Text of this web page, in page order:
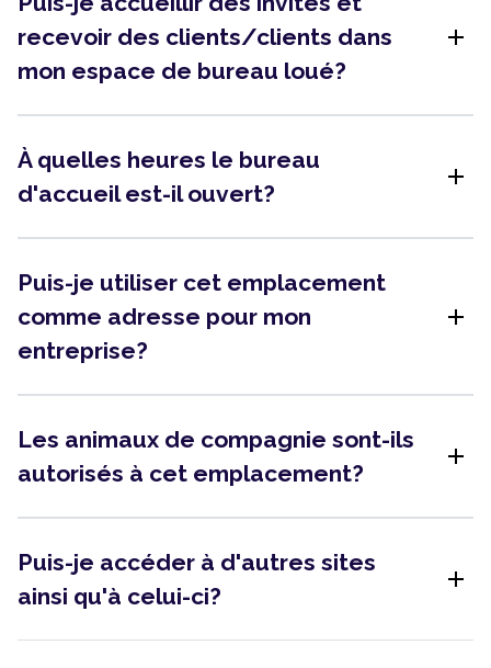
recevoir des clients/clients dans
mon espace de bureau loué?
add
À quelles heures le bureau
d'accueil est-il ouvert?
add
Puis-je utiliser cet emplacement
comme adresse pour mon
entreprise?
add
Les animaux de compagnie sont-ils
autorisés à cet emplacement?
add
Puis-je accéder à d'autres sites
ainsi qu'à celui-ci?
add